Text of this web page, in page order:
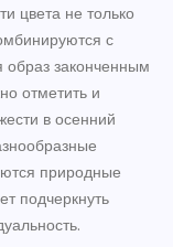
цвета не только
с
законченным
отметить и
в осенний
природные
подчеркнуть